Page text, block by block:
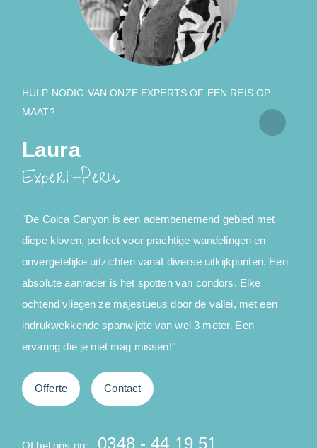
HULP NODIG VAN ONZE EXPERTS OF EEN REIS OP
MAAT?
Laura
Expert-Peru
"De Colca Canyon is een adembenemend gebied met
diepe kloven, perfect voor prachtige wandelingen en
onvergetelijke uitzichten vanaf diverse uitkijkpunten. Een
absolute aanrader is het spotten van condors. Elke
ochtend vliegen ze majestueus door de vallei, met een
indrukwekkende spanwijdte van wel 3 meter. Een
ervaring die je niet mag missen!"
Offerte Contact
0348 - 44 19 51